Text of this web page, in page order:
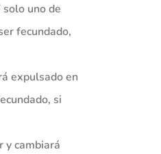
uno de
fecundado,
expulsado en
si
y cambiará